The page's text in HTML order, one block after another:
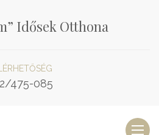
Idősek Otthona
475-085